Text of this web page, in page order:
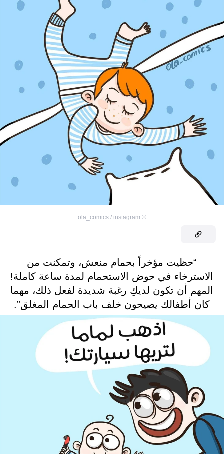
©
ola_comics / instagram
“حظيت مؤخراً بحمام منعش، وتمكنت من
الاسترخاء في حوض الاستحمام لمدة ساعة كاملة!
المهم أن تكون لديكِ رغبة شديدة لفعل ذلك، مهما
كان أطفالك يصيحون خلف باب الحمام المغلق”.